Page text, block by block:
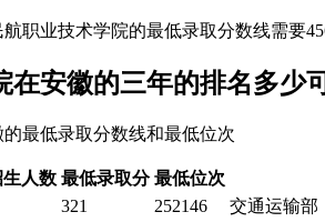
职业技术学院的最低录取分数线需要
在安徽的三年的排名多少
最低录取分数线和最低位次
生人数 最低录取分 最低位次
321 252146
交通运输部